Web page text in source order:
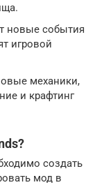
новые события
игровой
механики,
и крафтинг
создать
мод в